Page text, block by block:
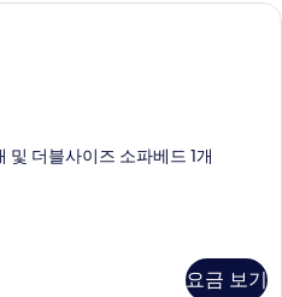
캐빈 (Mountain) | 저자극성 침구, 암
및 더블사이즈 소파베드 1개
요금 보기